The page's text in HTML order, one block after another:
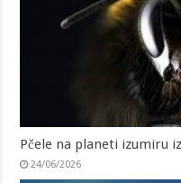
Pčele na planeti izumiru
24/06/2026